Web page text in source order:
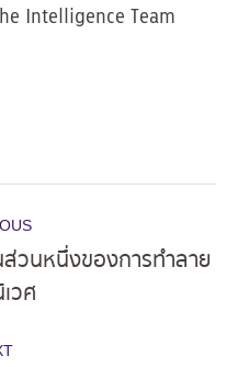
Intelligence Team
วนหนึ่งของการทำลาย
วศ